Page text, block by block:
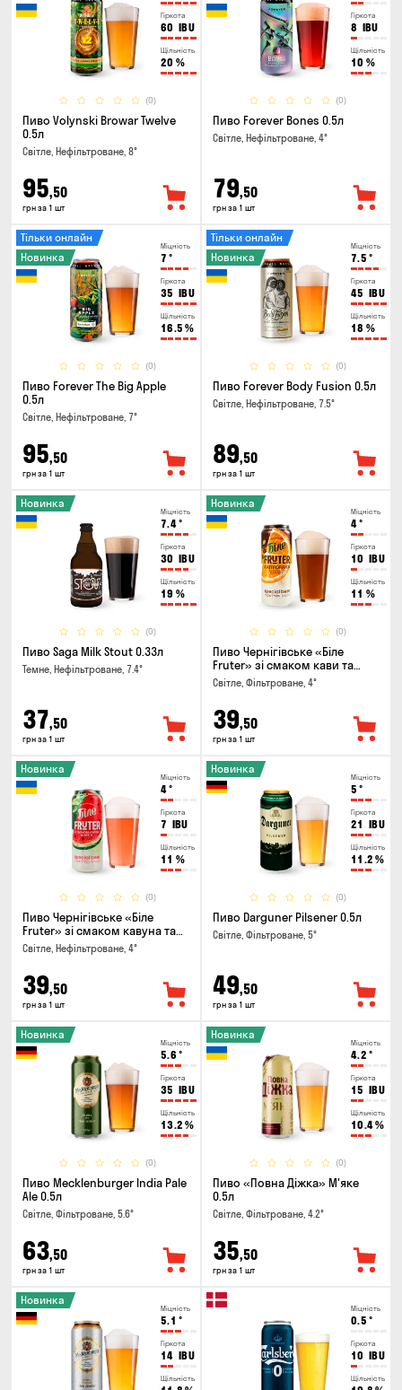
Гіркота
60 IBU
Щільність
20 %
(0)
Пиво Volynski Browar Twelve
0.5л
Світле, Нефільтроване, 8°
95,50
грн за 1 шт
Гіркота
8 IBU
Щільність
10 %
(0)
Пиво Forever Bones 0.5л
Світле, Нефільтроване, 4°
79,50
грн за 1 шт
Міцність
7 °
Гіркота
35 IBU
Щільність
16.5 %
(0)
Тільки онлайн
Новинка
Пиво Forever The Big Apple
0.5л
Світле, Нефільтроване, 7°
95,50
грн за 1 шт
Міцність
7.5 °
Гіркота
45 IBU
Щільність
18 %
(0)
Тільки онлайн
Новинка
Пиво Forever Body Fusion 0.5л
Світле, Нефільтроване, 7.5°
89,50
грн за 1 шт
Міцність
7.4°
Гіркота
30 IBU
Щільність
19 %
(0)
Новинка
Пиво Saga Milk Stout 0.33л
Темне, Нефільтроване, 7.4°
37,50
грн за 1 шт
Міцність
4°
Гіркота
10 IBU
Щільність
11 %
(0)
Новинка
Пиво Чернігівське «Біле
Fruter» зі смаком кави та
апельсину 0.5л
Світле, Фільтроване, 4°
39,50
грн за 1 шт
Міцність
4°
Гіркота
7 IBU
Щільність
11 %
(0)
Новинка
Пиво Чернігівське «Біле
Fruter» зі смаком кавуна та
м'яти 0.5л
Світле, Нефільтроване, 4°
39,50
грн за 1 шт
Міцність
5 °
Гіркота
21 IBU
Щільність
11.2 %
(0)
Новинка
Пиво Darguner Pilsener 0.5л
Світле, Фільтроване, 5°
49,50
грн за 1 шт
Міцність
5.6 °
Гіркота
35 IBU
Щільність
13.2 %
(0)
Новинка
Пиво Mecklenburger India Pale
Ale 0.5л
Світле, Фільтроване, 5.6°
63,50
грн за 1 шт
Міцність
4.2 °
Гіркота
15 IBU
Щільність
10.4%
(0)
Новинка
Пиво «Повна Діжка» М'яке
0.5л
Світле, Фільтроване, 4.2°
35,50
грн за 1 шт
Міцність
5.1 °
Гіркота
14 IBU
Щільність
Новинка
Міцність
0.5 °
Гіркота
10 IBU
Щільність